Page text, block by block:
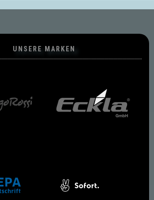
UNSERE MARKEN